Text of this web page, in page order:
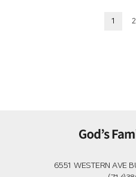
1 2
6551 WESTERN AVE